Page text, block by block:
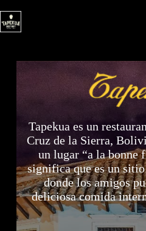
al
contenido
Tapekua es un
Cruz de la Sierra,
un lugar “a la bonne
significa que es un
donde los amigos
deliciosa comida